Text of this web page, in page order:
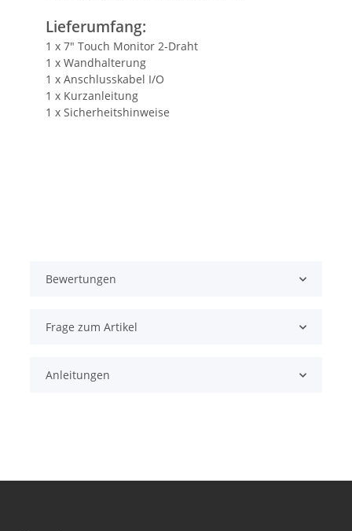
Lieferumfang:
1 x 7" Touch Monitor 2-Draht
1 x Wandhalterung
1 x Anschlusskabel I/O
1 x Kurzanleitung
1 x Sicherheitshinweise
Bewertungen
Frage zum Artikel
Anleitungen